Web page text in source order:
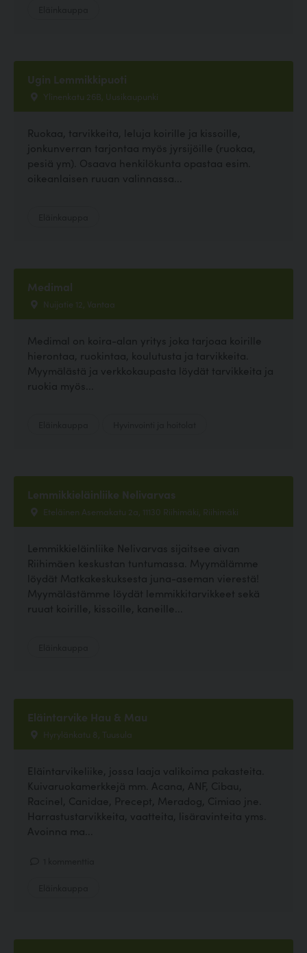
Ugin Lemmikkipuoti
Ylinenkatu 26B, Uusikaupunki
Ruokaa, tarvikkeita, leluja koirille ja kissoille,
jonkunverran tarjontaa myös jyrsijöille (ruokaa,
pesiä ym). Osaava henkilökunta opastaa esim.
oikeanlaisen ruuan valinnassa...
Medimal
Nuijatie 12, Vantaa
Medimal on koira-alan yritys joka tarjoaa koirille
hierontaa, ruokintaa, koulutusta ja tarvikkeita.
Myymälästä ja verkkokaupasta löydät tarvikkeita ja
ruokia myös...
Lemmikkieläinliike Nelivarvas
Eteläinen Asemakatu 2a, 11130 Riihimäki, Riihimäki
Lemmikkieläinliike Nelivarvas sijaitsee aivan
Riihimäen keskustan tuntumassa. Myymälämme
löydät Matkakeskuksesta juna-aseman vierestä!
Myymälästämme löydät lemmikkitarvikkeet sekä
ruuat koirille, kissoille, kaneille...
Eläintarvike Hau & Mau
Hyrylänkatu 8, Tuusula
Eläintarvikeliike, jossa laaja valikoima pakasteita.
Kuivaruokamerkkejä mm. Acana, ANF, Cibau,
Racinel, Canidae, Precept, Meradog, Cimiao jne.
Harrastustarvikkeita, vaatteita, lisäravinteita yms.
Avoinna ma...